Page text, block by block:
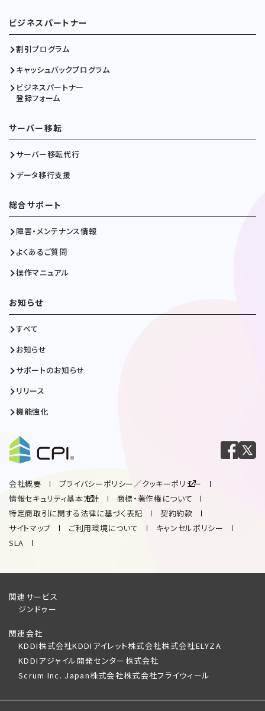
ビジネスパートナー
割引プログラム
キャッシュバックプログラム
ビジネスパートナー
登録フォーム
サーバー移転
サーバー移転代行
データ移行支援
総合サポート
障害・メンテナンス情報
よくあるご質問
操作マニュアル
お知らせ
すべて
お知らせ
サポートのお知らせ
リリース
機能強化
会社概要
プライバシーポリシー／クッキーポリシー
情報セキュリティ基本方針
商標・著作権について
特定商取引に関する法律に基づく表記
契約約款
サイトマップ
ご利用環境について
キャンセルポリシー
SLA
関連サービス
ジンドゥー
関連会社
KDDI株式会社KDDIアイレット株式会社株式会社ELYZA
KDDIアジャイル開発センター株式会社
Scrum Inc. Japan株式会社株式会社フライウィール